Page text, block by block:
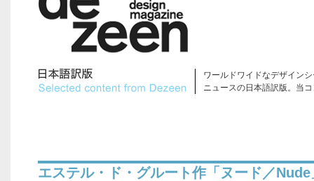
ワールドワイドなデザイン
ニュースの日本語訳版。当
エステル・ド・グルート作「ヌード／Nude